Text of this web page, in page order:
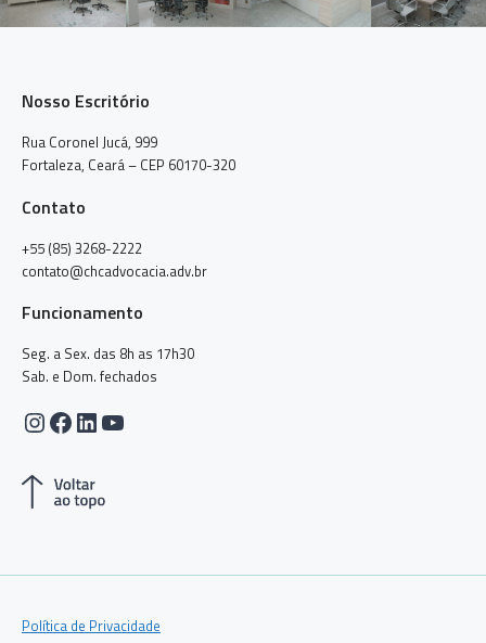
Nosso Escritório
Rua Coronel Jucá, 999
Fortaleza, Ceará – CEP 60170-320
Contato
+55 (85) 3268-2222
contato@chcadvocacia.adv.br
Funcionamento
Seg. a Sex. das 8h as 17h30
Sab. e Dom. fechados
Instagram
Facebook
LinkedIn
Youtube
Política de Privacidade